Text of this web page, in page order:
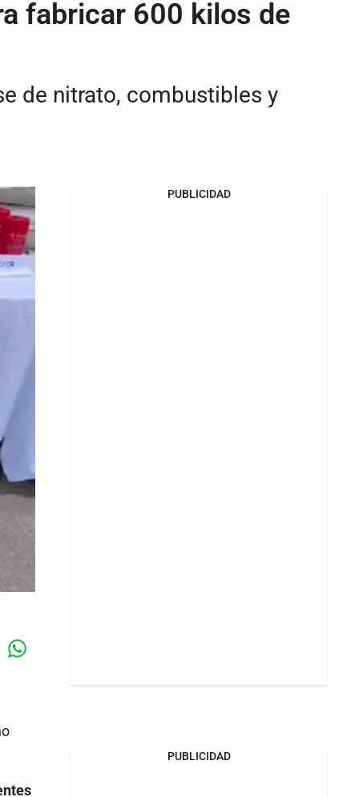
fabricar 600 kilos de
de nitrato, combustibles y
PUBLICIDAD
PUBLICIDAD